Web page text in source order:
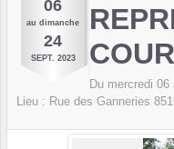
06
au dimanche
24
SEPT. 2023
Du mercredi 06
Lieu : Rue des Ganneries